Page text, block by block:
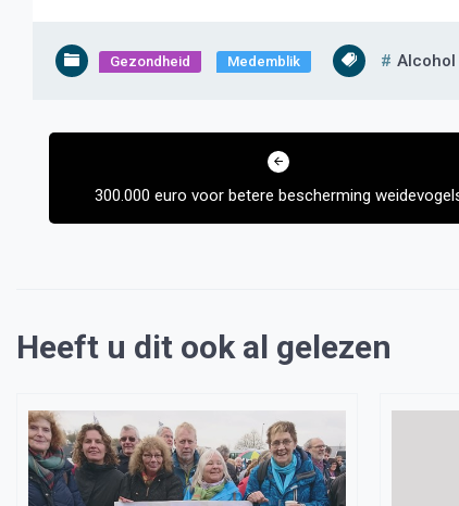
Gezondheid Medemblik Alcohol
Bericht
300.000 euro voor betere bescherming
Heeft u dit ook al gelezen